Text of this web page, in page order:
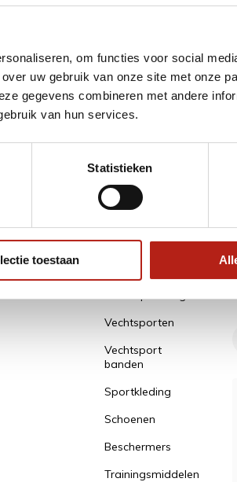
om functies voor social
uw gebruik van onze site met onze
gegevens combineren met andere
van hun services.
Statistieken
toestaan
Ontvang
promoties
Alle
Vechtsporten
Vechtsport
banden
Sportkleding
Schoenen
Beschermers
Trainingsmiddelen